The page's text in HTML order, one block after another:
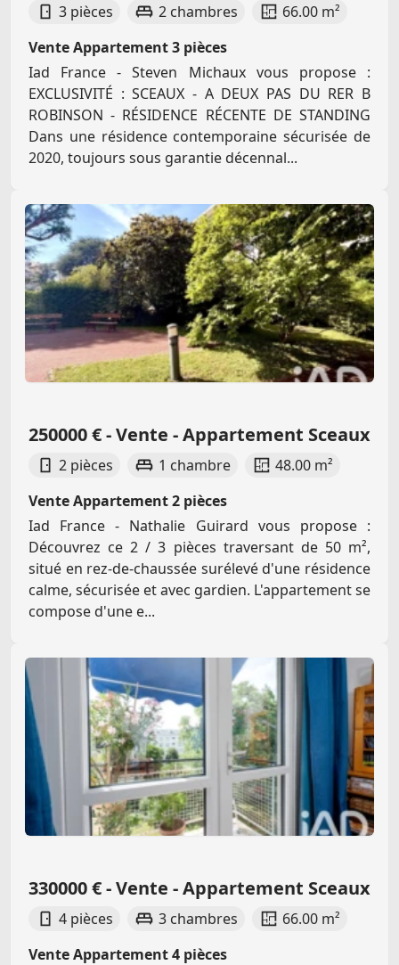
3 pièces 2 chambres
66.00 m²
Vente Appartement 3 pièces
Iad France - Steven Michaux vous propose :
EXCLUSIVITÉ : SCEAUX - A DEUX PAS DU RER B
ROBINSON - RÉSIDENCE RÉCENTE DE STANDING
Dans une résidence contemporaine sécurisée de
2020, toujours sous garantie décennal...
250000 € - Vente - Appartement Sceaux
2 pièces 1 chambre
48.00 m²
Vente Appartement 2 pièces
Iad France - Nathalie Guirard vous propose :
Découvrez ce 2 / 3 pièces traversant de 50 m²,
situé en rez-de-chaussée surélevé d'une résidence
calme, sécurisée et avec gardien. L'appartement se
compose d'une e...
330000 € - Vente - Appartement Sceaux
4 pièces 3 chambres
66.00 m²
Vente Appartement 4 pièces